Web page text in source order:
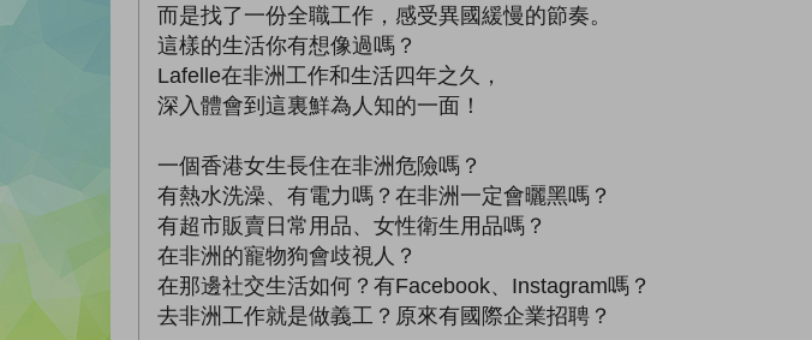
而是找了一份全職工作，感受異國緩慢的節奏。
這樣的生活你有想像過嗎？
Lafelle在非洲工作和生活四年之久，
深入體會到這裏鮮為人知的一面！
一個香港女生長住在非洲危險嗎？
有熱水洗澡、有電力嗎？在非洲一定會曬黑嗎？
有超市販賣日常用品、女性衛生用品嗎？
在非洲的寵物狗會歧視人？
在那邊社交生活如何？有Facebook、Instagram嗎？
去非洲工作就是做義工？原來有國際企業招聘？